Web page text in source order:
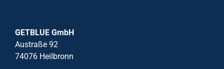
GETBLUE GmbH
Austraße 92
74076 Heilbronn